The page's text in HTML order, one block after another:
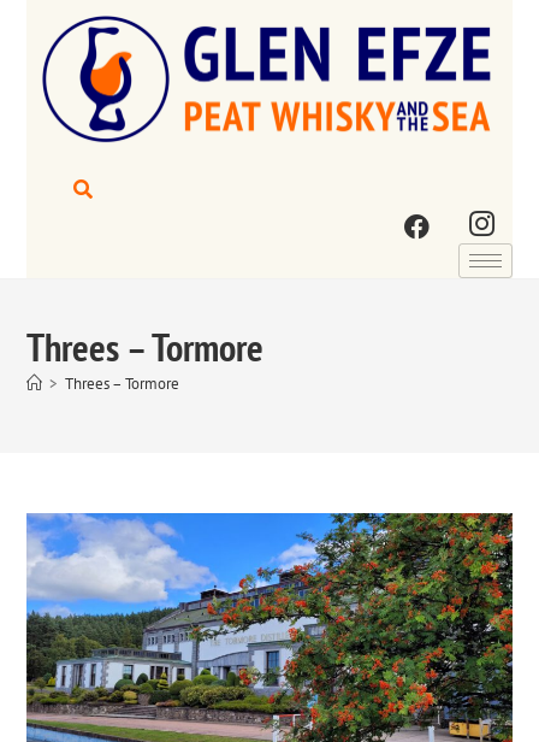
Threes – Tormore
> Threes – Tormore